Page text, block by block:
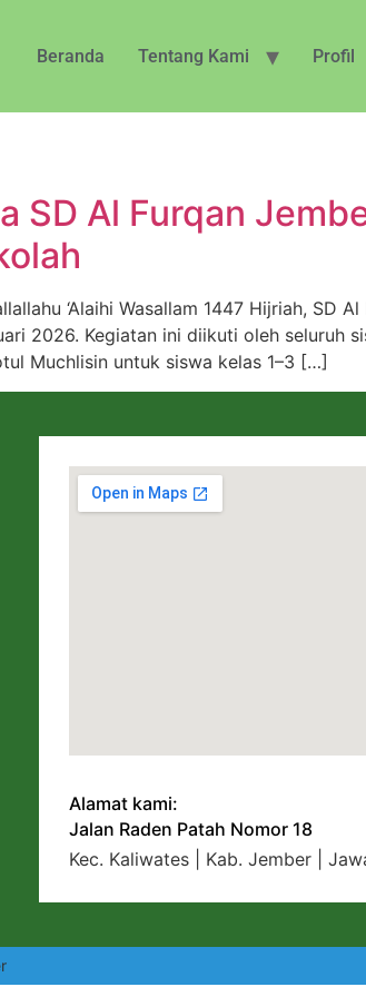
Beranda Tentang Kami Profil
SD Al Furqan
‘Alaihi Wasallam 1447 Hijriah, SD
2026. Kegiatan ini diikuti oleh seluruh
Muchlisin untuk siswa kelas 1–3 […]
Alamat kami:
Jalan Raden Patah Nomor 18
Kec. Kaliwates | Kab. Jember |